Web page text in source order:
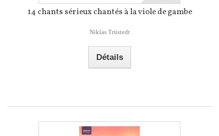
14 chants sérieux chantés à la viole de gambe
Niklas Trüstedt
Détails